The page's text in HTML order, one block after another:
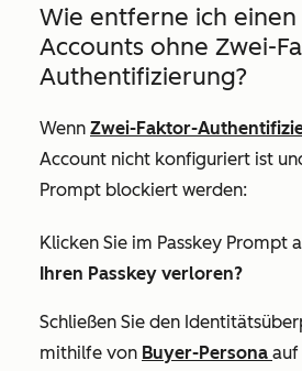
Wie entferne ich einen
Accounts ohne Zwei-
Authentifizierung?
Wenn Zwei-Faktor-
Account nicht konfiguriert ist
Prompt blockiert werden:
Klicken Sie im Passkey Prompt
Ihren Passkey verloren?
Schließen Sie den
mithilfe von Buyer-Persona auf